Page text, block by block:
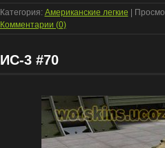
Категория: Американские легкие |
Комментарии (0)
ИС-3 #70